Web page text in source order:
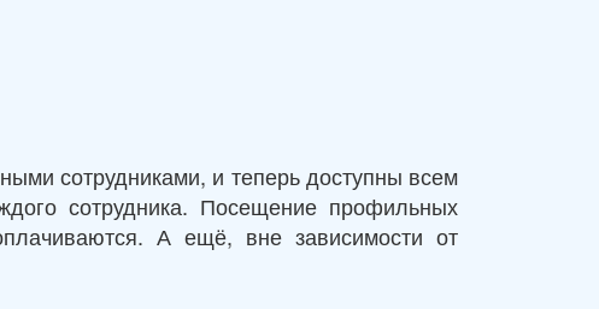
сотрудниками, и теперь доступны всем
сотрудника. Посещение профильных
А ещё, вне зависимости от